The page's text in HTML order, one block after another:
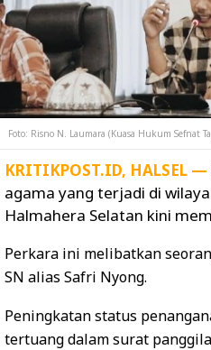
Foto: Risno N. Laumara (Kuasa Hukum Sefnat
KRITIKPOST.ID, HALSEL —
agama yang terjadi di
Halmahera Selatan kini
Perkara ini melibatkan
SN alias Safri Nyong.
Peningkatan status
tertuang dalam surat